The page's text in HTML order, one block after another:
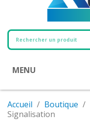
MENU
Accueil Boutique
Signalisation